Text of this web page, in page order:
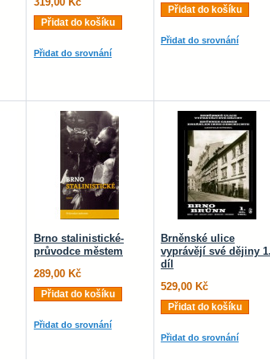
Přidat do košíku
Přidat do srovnání
Přidat do košíku
Přidat do srovnání
Brno stalinistické-
průvodce městem
289,00 Kč
Přidat do košíku
Přidat do srovnání
Brněnské ulice
vyprávějí své dějiny
díl
529,00 Kč
Přidat do košíku
Přidat do srovnání